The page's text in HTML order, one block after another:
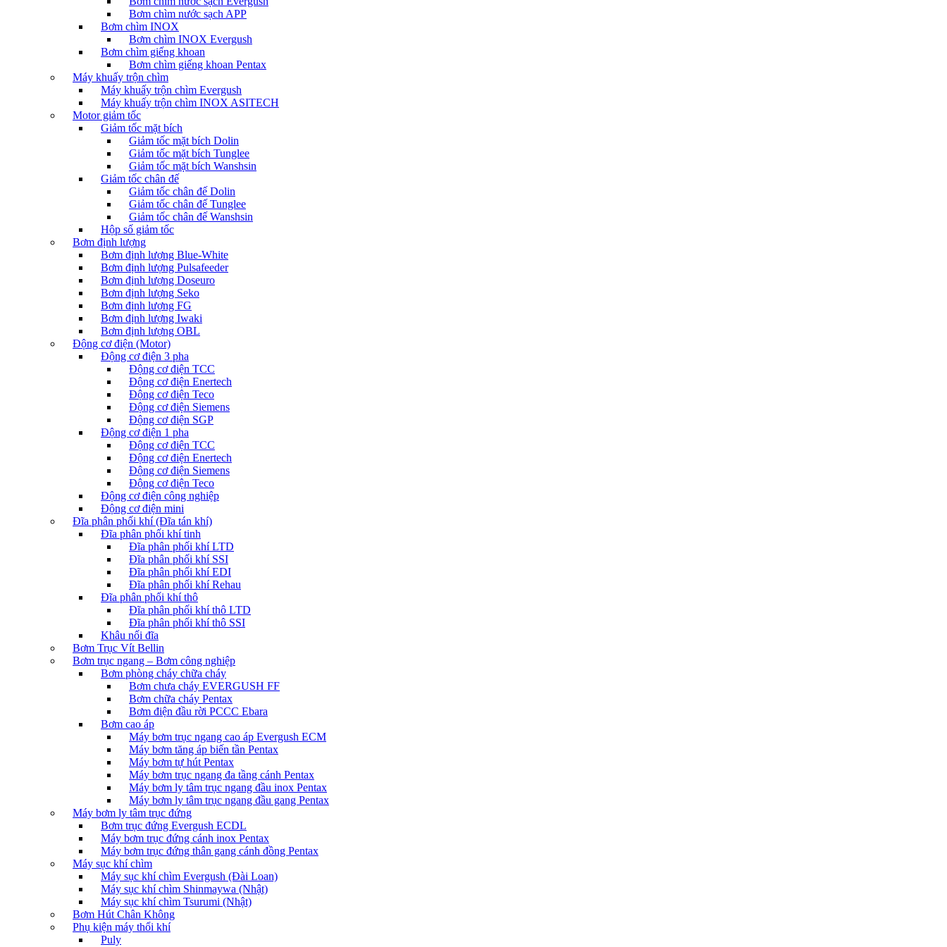
Bơm chìm nước sạch APP
Bơm chìm INOX
Bơm chìm INOX Evergush
Bơm chìm giếng khoan
Bơm chìm giếng khoan Pentax
Máy khuấy trộn chìm
Máy khuấy trộn chìm Evergush
Máy khuấy trộn chìm INOX ASITECH
Motor giảm tốc
Giảm tốc mặt bích
Giảm tốc mặt bích Dolin
Giảm tốc mặt bích Tunglee
Giảm tốc mặt bích Wanshsin
Giảm tốc chân đế
Giảm tốc chân đế Dolin
Giảm tốc chân đế Tunglee
Giảm tốc chân đế Wanshsin
Hộp số giảm tốc
Bơm định lượng
Bơm định lượng Blue-White
Bơm định lượng Pulsafeeder
Bơm định lượng Doseuro
Bơm định lượng Seko
Bơm định lượng FG
Bơm định lượng Iwaki
Bơm định lượng OBL
Động cơ điện (Motor)
Động cơ điện 3 pha
Động cơ điện TCC
Động cơ điện Enertech
Động cơ điện Teco
Động cơ điện Siemens
Động cơ điện SGP
Động cơ điện 1 pha
Động cơ điện TCC
Động cơ điện Enertech
Động cơ điện Siemens
Động cơ điện Teco
Động cơ điện công nghiệp
Động cơ điện mini
Đĩa phân phối khí (Đĩa tán khí)
Đĩa phân phối khí tinh
Đĩa phân phối khí LTD
Đĩa phân phối khí SSI
Đĩa phân phối khí EDI
Đĩa phân phối khí Rehau
Đĩa phân phối khí thô
Đĩa phân phối khí thô LTD
Đĩa phân phối khí thô SSI
Khâu nối đĩa
Bơm Trục Vít Bellin
Bơm trục ngang – Bơm công nghiệp
Bơm phòng cháy chữa cháy
Bơm chưa cháy EVERGUSH FF
Bơm chữa cháy Pentax
Bơm điện đầu rời PCCC Ebara
Bơm cao áp
Máy bơm trục ngang cao áp Evergush ECM
Máy bơm tăng áp biến tần Pentax
Máy bơm tự hút Pentax
Máy bơm trục ngang đa tầng cánh Pentax
Máy bơm ly tâm trục ngang đầu inox Pentax
Máy bơm ly tâm trục ngang đầu gang Pentax
Máy bơm ly tâm trục đứng
Bơm trục đứng Evergush ECDL
Máy bơm trục đứng cánh inox Pentax
Máy bơm trục đứng thân gang cánh đồng Pentax
Máy sục khí chìm
Máy sục khí chìm Evergush (Đài Loan)
Máy sục khí chìm Shinmaywa (Nhật)
Máy sục khí chìm Tsurumi (Nhật)
Bơm Hút Chân Không
Phụ kiện máy thổi khí
Puly